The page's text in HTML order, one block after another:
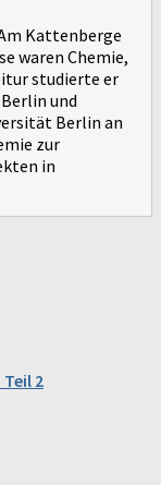
Kattenberge
waren Chemie,
studierte er
und
Berlin an
zur
in
2